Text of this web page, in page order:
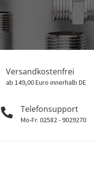
Versandkostenfrei
ab 149,00 Euro innerhalb DE
Telefonsupport
Mo-Fr. 02582 - 9029270